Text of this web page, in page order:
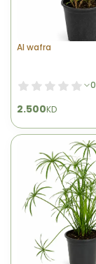
Al wafra
0
2.500KD